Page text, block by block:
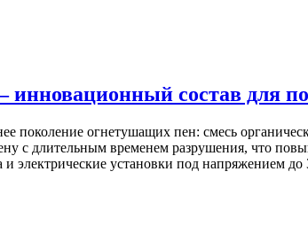
инновационный состав
поколение огнетушащих пен: смесь
с длительным временем разрушения, что
электрические установки под напряжением